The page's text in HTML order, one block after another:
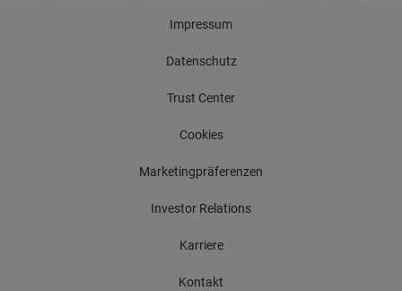
Impressum
Datenschutz
Trust Center
Cookies
Marketingpräferenzen
Investor Relations
Karriere
Kontakt